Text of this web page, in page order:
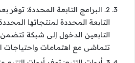
2. البرامج التابعة المحددة:
التابعة المحددة لمنتجاتها
التابعين الدخول إلى شبكة
تتماشى مع اهتمامات واحتياجات